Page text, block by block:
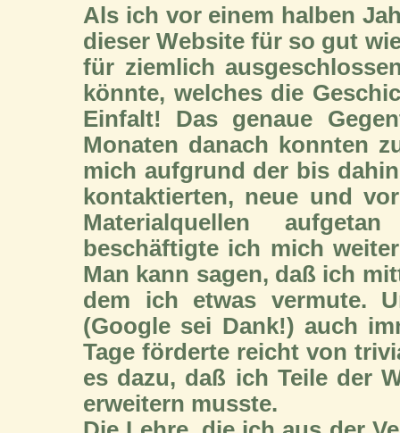
Als ich vor einem halben
dieser Website für so gut
für ziemlich
könnte, welches die
Einfalt! Das genaue
Monaten danach konnten
mich aufgrund der bis
kontaktierten, neue und
Materialquellen
beschäftigte ich mich
Man kann sagen, daß ich
dem ich etwas vermute.
(Google sei Dank!) auch
Tage förderte reicht von
es dazu, daß ich Teile der
erweitern musste.